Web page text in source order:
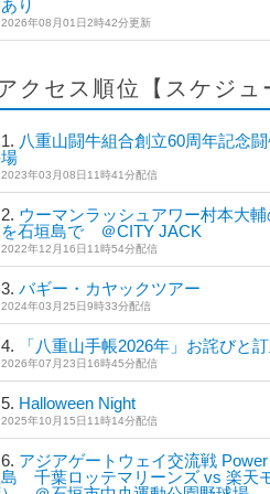
り
2026年08月01日2時42分更新
クセス順位【スケジュ
八重山闘牛組合創立60周年記念
2023年03月08日11時41分配信
ウーマンラッシュアワー村本大
石垣島で ＠CITY JACK
2022年12月16日11時54分配信
バギー・カヤックツアー
2024年03月25日9時33分配信
「八重山手帳2026年」お詫びと
2026年07月23日16時45分配信
Halloween Night
2025年10月15日11時14分配信
アジアゲートウェイ交流戦
千葉ロッテマリーンズ vs 楽天